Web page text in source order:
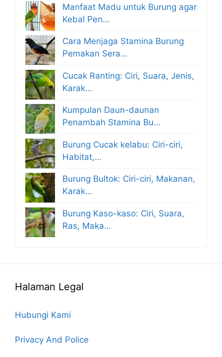
Manfaat Madu untuk Burung agar
Kebal Pen…
Cara Menjaga Stamina Burung
Pemakan Sera…
Cucak Ranting: Ciri, Suara, Jenis,
Karak…
Kumpulan Daun-daunan
Penambah Stamina Bu…
Burung Cucak kelabu: Ciri-ciri,
Habitat,…
Burung Bultok: Ciri-ciri, Makanan,
Karak…
Burung Kaso-kaso: Ciri, Suara,
Ras, Maka…
Halaman Legal
Hubungi Kami
Privacy And Police